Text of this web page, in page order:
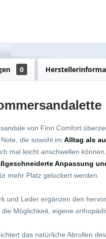
0
von Finn Comfort
die sowohl im Alltag als
mal leicht anschwellen
Anpassung
mehr Platz gelockert werden.
und Leder ergänzen den
Möglichkeit, eigene
das natürliche Abrollen